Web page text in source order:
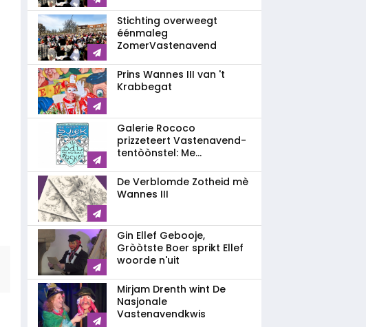
Stichting overweegt
éénmaleg
ZomerVastenavend
Prins Wannes III van 't
Krabbegat
Galerie Rococo
prizzeteert Vastenavend­
tentòònstel: Me...
De Verblomde Zotheid mè
Wannes III
Gin Ellef Gebooje,
Gròòtste Boer sprikt Ellef
woorde n'uit
Mirjam Drenth wint De
Nasjonale
Vastenavendkwis